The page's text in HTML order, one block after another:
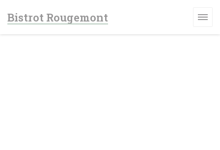
Bistrot Rougemont